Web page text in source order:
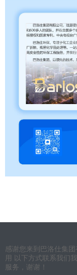
感谢您来到巴洛仕集
用 以下方式联系我们
服务，谢谢！